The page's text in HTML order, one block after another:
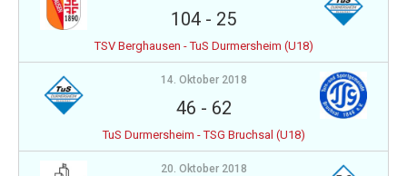
104 - 25
TSV Berghausen - TuS Durmersheim (U18)
14. Oktober 2018
46 - 62
TuS Durmersheim - TSG Bruchsal (U18)
20. Oktober 2018